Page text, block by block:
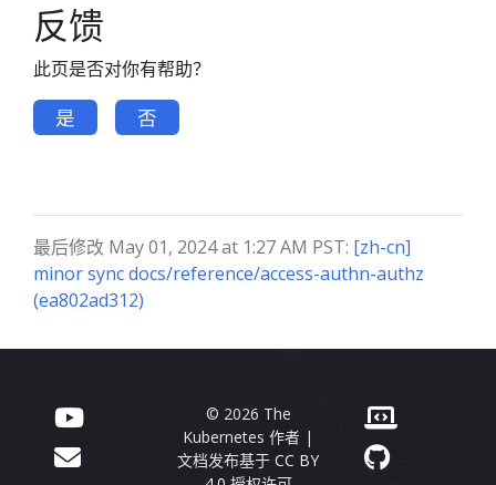
反馈
此页是否对你有帮助？
是 否
最后修改 May 01, 2024 at 1:27 AM PST: [zh-cn]
minor sync docs/reference/access-authn-authz
(ea802ad312)
© 2026 The
Kubernetes 作者 |
文档发布基于 CC BY